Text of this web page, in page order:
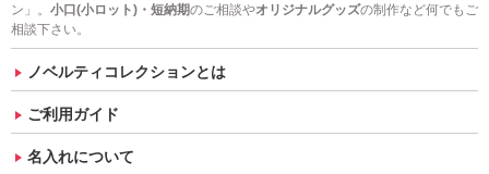
ン」。 小口(小ロット)・短納期のご相談やオリジナルグッズの制作など何でもご
相談下さい。
ノベルティコレクションとは
ご利用ガイド
名入れについて